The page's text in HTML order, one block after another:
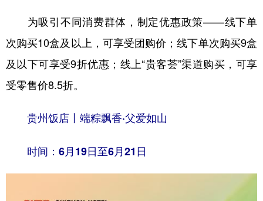
为吸引不同消费群体，制定优惠政策——线下单
次购买10盒及以上，可享受团购价；线下单次购买9盒
及以下可享受9折优惠；线上“贵客荟”渠道购买，可享
受零售价8.5折。
贵州饭店丨端粽飘香·父爱如山
时间：6月19日至6月21日